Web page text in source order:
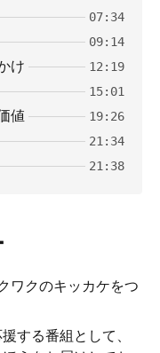
07:34
09:14
け 12:19
15:01
値 19:26
21:34
21:38
ワクのキッカケをつ
する番組として、